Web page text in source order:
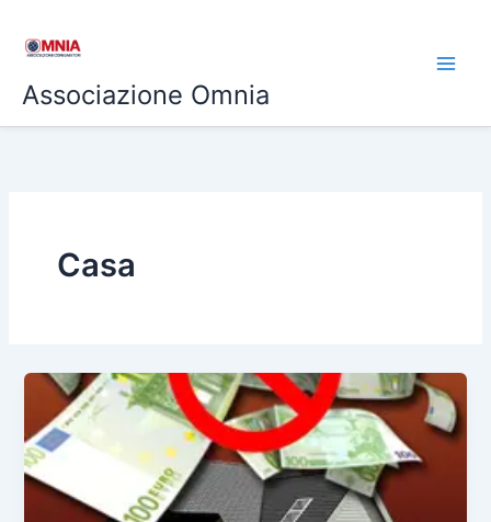
Associazione Omnia
Casa